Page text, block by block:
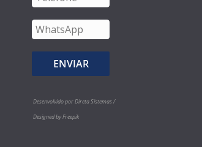
Desenvolvido por Direta Sistemas /
Designed by Freepik